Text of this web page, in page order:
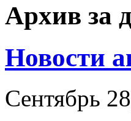
Архив за
Новости
Сентябрь